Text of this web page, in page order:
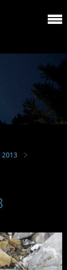
2013